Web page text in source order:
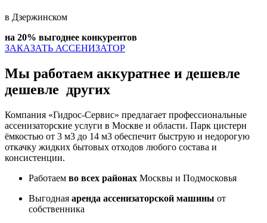
в Дзержинском
на 20% выгоднее конкурентов
ЗАКАЗАТЬ АССЕНИЗАТОР
Мы работаем аккуратнее и дешевле
дешевле других
Компания «Гидрос-Сервис» предлагает профессиональные
ассенизаторские услуги в Москве и области. Парк цистерн
ёмкостью от 3 м3 до 14 м3 обеспечит быструю и недорогую
откачку жидких бытовых отходов любого состава и
консистенции.
Работаем во всех районах Москвы и Подмосковья
Выгодная аренда ассенизаторской машины от
собственника